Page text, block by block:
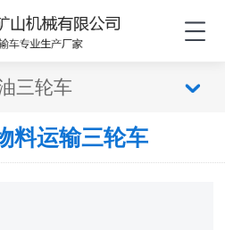
三轮车
料运输三轮车